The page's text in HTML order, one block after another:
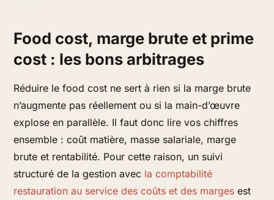
Food cost, marge brute et prime
cost : les bons arbitrages
Réduire le food cost ne sert à rien si la marge brute
n’augmente pas réellement ou si la main-d’œuvre
explose en parallèle. Il faut donc lire vos chiffres
ensemble : coût matière, masse salariale, marge
brute et rentabilité. Pour cette raison, un suivi
structuré de la gestion avec la comptabilité
restauration au service des coûts et des marges est